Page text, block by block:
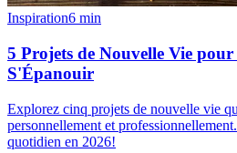
Inspiration6 min
5 Projets de Nouvelle Vie
S'Épanouir
Explorez cinq projets de nouvelle vie
personnellement et
quotidien en 2026!